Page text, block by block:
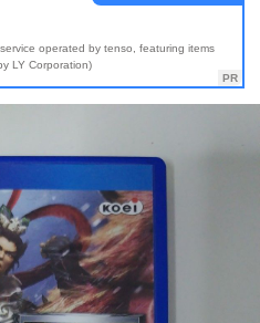
operated by tenso, featuring items
LY Corporation)